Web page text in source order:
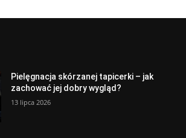
Pielęgnacja skórzanej tapicerki – jak
zachować jej dobry wygląd?
13 lipca 2026